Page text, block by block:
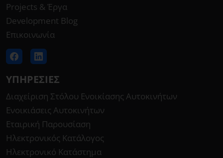
Projects & Έργα
Development Blog
Επικοινωνία
ΥΠΗΡΕΣΊΕΣ
Διαχείριση Στόλου Ενοικίασης Αυτοκινήτων
Ενοικιάσεις Αυτοκινήτων
Εταιρική Παρουσίαση
Ηλεκτρονικός Κατάλογος
Ηλεκτρονικό Κατάστημα